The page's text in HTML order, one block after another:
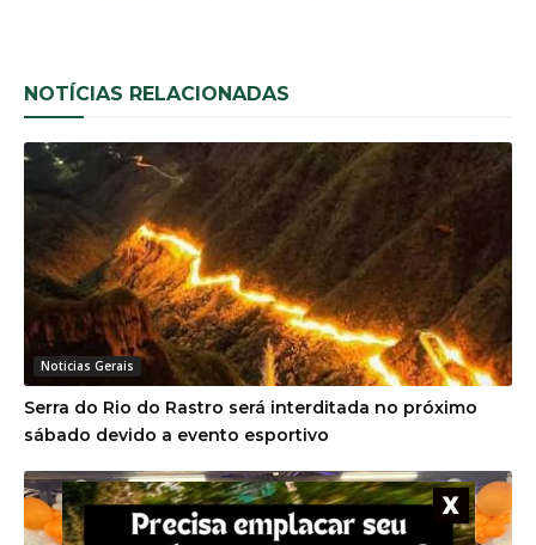
NOTÍCIAS RELACIONADAS
Noticias Gerais
Serra do Rio do Rastro será interditada no próximo
sábado devido a evento esportivo